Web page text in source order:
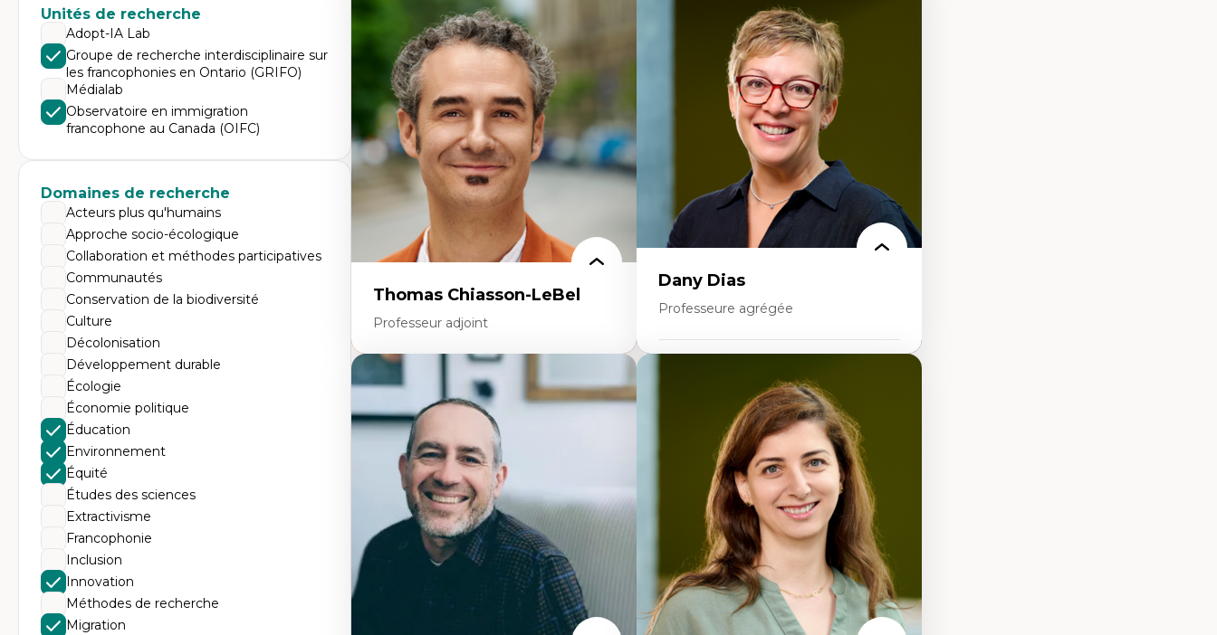
Unités de recherche
Adopt-IA Lab
Groupe de recherche interdisciplinaire sur
les francophonies en Ontario (GRIFO)
Médialab
Observatoire en immigration
francophone au Canada (OIFC)
Domaines de recherche
Acteurs plus qu'humains
Approche socio-écologique
Collaboration et méthodes participatives
Communautés
Conservation de la biodiversité
Culture
Décolonisation
Développement durable
Écologie
Économie politique
Éducation
Environnement
Équité
Études des sciences
Extractivisme
Francophonie
Inclusion
Innovation
Méthodes de recherche
Migration
Discours sur la ville et représentations
Mosquées, formes et usages au Canada
Reconnaissance et représentations des
communautés immigrantes dans l'espace
urbain
Design architectural et urbain
Patrimoine et patrimonialisation
Études postcoloniales et décolonisation des
savoirs
Économie circulaire
Modèles d’affaires durables
Histoire des faits économiques
Gestion durable des ressources naturelles
Écologie industrielle
Aménagement durable du territoire
Développement régional
Coopératives
Télétravail en milieu rural francophone
Transition socio-écologique
Thomas Chiasson-LeBel
Professeur adjoint
Expertises
Théories du développement
Économie politique comparée
Élites économiques
Sociologie économique
Extractivisme
Classes sociales
Mouvements sociaux
Théories de l’État
Dany Dias
Professeure agrégée
Pédagogies critiques et justice sociale
Éthique relationnelle et sollicitude en
Décolonisation et autochtonisation de la
formation à l’enseignement
Littératie et didactique du français
Éducation inclusive
Formation à l’enseignement en contexte
francophone minoritaire
Identité linguistique et culturelle
Recherche-action et approches
participatives
Leadership éducatif et pratiques réflexives
Éducation durable et bien-être en
enseignement